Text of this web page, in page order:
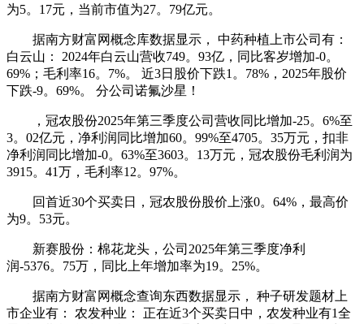
为5。17元，当前市值为27。79亿元。
据南方财富网概念库数据显示， 中药种植上市公司有：
白云山： 2024年白云山营收749。93亿，同比客岁增加-0。
69%；毛利率16。7%。 近3日股价下跌1。78%，2025年股价
下跌-9。69%。 分公司诺氟沙星！
，冠农股份2025年第三季度公司营收同比增加-25。6%至
3。02亿元，净利润同比增加60。99%至4705。35万元，扣非
净利润同比增加-0。63%至3603。13万元，冠农股份毛利润为
3915。41万，毛利率12。97%。
回首近30个买卖日，冠农股份股价上涨0。64%，最高价
为9。53元。
新赛股份：棉花龙头，公司2025年第三季度净利
润-5376。75万，同比上年增加率为19。25%。
据南方财富网概念查询东西数据显示， 种子研发题材上
市企业有： 农发种业： 正在近3个买卖日中，农发种业有1全